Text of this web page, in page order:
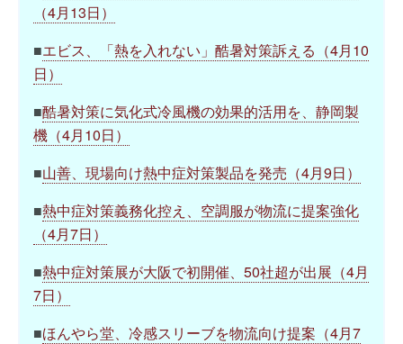
（4月13日）
■エビス、「熱を入れない」酷暑対策訴える（4月10
日）
■酷暑対策に気化式冷風機の効果的活用を、静岡製
機（4月10日）
■山善、現場向け熱中症対策製品を発売（4月9日）
■熱中症対策義務化控え、空調服が物流に提案強化
（4月7日）
■熱中症対策展が大阪で初開催、50社超が出展（4月
7日）
■ほんやら堂、冷感スリーブを物流向け提案（4月7